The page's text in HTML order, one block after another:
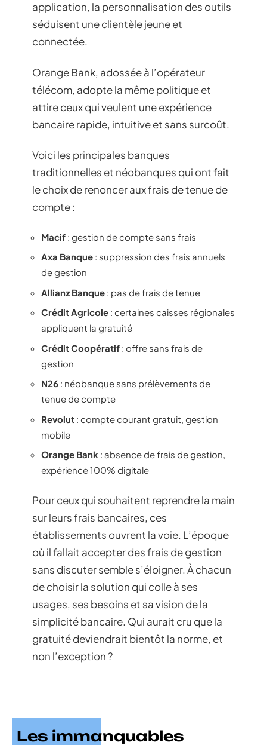
application, la personnalisation des outils
séduisent une clientèle jeune et
connectée.
Orange Bank, adossée à l’opérateur
télécom, adopte la même politique et
attire ceux qui veulent une expérience
bancaire rapide, intuitive et sans surcoût.
Voici les principales banques
traditionnelles et néobanques qui ont fait
le choix de renoncer aux frais de tenue de
compte :
Macif : gestion de compte sans frais
Axa Banque : suppression des frais annuels
de gestion
Allianz Banque : pas de frais de tenue
Crédit Agricole : certaines caisses régionales
appliquent la gratuité
Crédit Coopératif : offre sans frais de
gestion
N26 : néobanque sans prélèvements de
tenue de compte
Revolut : compte courant gratuit, gestion
mobile
Orange Bank : absence de frais de gestion,
expérience 100% digitale
Pour ceux qui souhaitent reprendre la main
sur leurs frais bancaires, ces
établissements ouvrent la voie. L’époque
où il fallait accepter des frais de gestion
sans discuter semble s’éloigner. À chacun
de choisir la solution qui colle à ses
usages, ses besoins et sa vision de la
simplicité bancaire. Qui aurait cru que la
gratuité deviendrait bientôt la norme, et
non l’exception ?
Les immanquables